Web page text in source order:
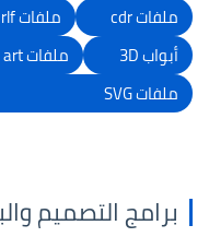
ملفات cdr ملفات rlf
أبواب 3D
ملفات art
ملفات SVG
برامج التصميم